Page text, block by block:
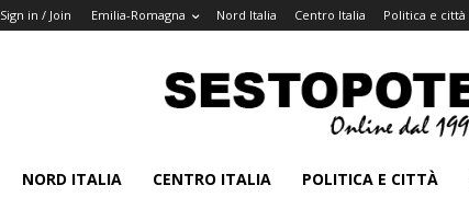
Sign in / Join Emilia-Romagna Nord Italia Centro Italia Politica e città
NORD ITALIA CENTRO ITALIA POLITICA E CITTÀ